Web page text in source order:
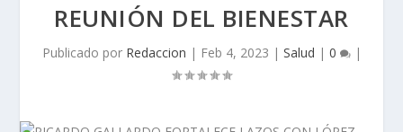
REUNIÓN DEL BIENESTAR
Publicado por Redaccion | Feb 4, 2023 | Salud | 0 |